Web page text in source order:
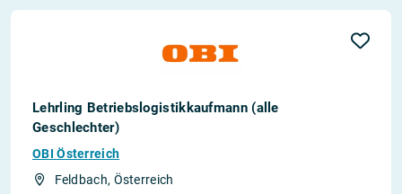
Lehrling Betriebslogistikkaufmann (alle
Geschlechter)
OBI Österreich
Feldbach, Österreich